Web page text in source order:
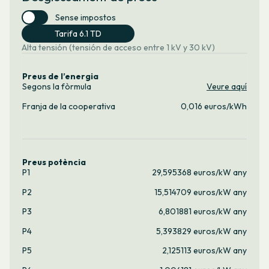
Sense impostos
Tarifa 6.1 TD
Alta tensión (tensión de acceso entre 1 kV y 30 kV)
Preus de l’energia
Segons la fòrmula
Veure aquí
Franja de la cooperativa
0,016 euros/kWh
Preus potència
P1
29,595368 euros/kW any
P2
15,514709 euros/kW any
P3
6,801881 euros/kW any
P4
5,393829 euros/kW any
P5
2,125113 euros/kW any